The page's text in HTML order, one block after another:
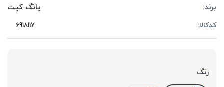
برند: یانگ کیت
کدکالا:
رنگ